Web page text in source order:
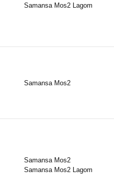
Samansa Mos2 Lagom
Samansa Mos2
Samansa Mos2
Samansa Mos2 Lagom